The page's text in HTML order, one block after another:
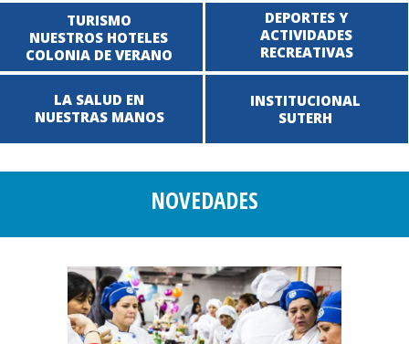
TURISMO
NUESTROS HOTELES
COLONIA DE VERANO
DEPORTES Y
ACTIVIDADES
RECREATIVAS
LA SALUD EN
NUESTRAS MANOS
INSTITUCIONAL
SUTERH
NOVEDADES